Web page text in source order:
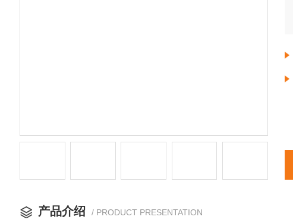
产品介绍 / PRODUCT PRESENTATION